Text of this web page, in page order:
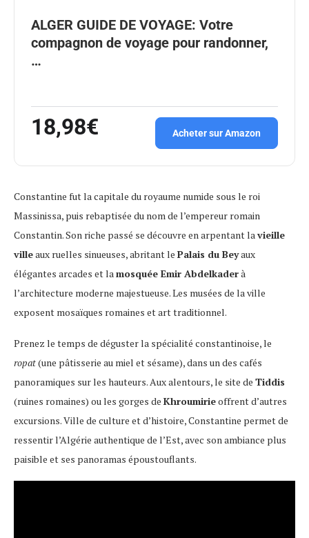
ALGER GUIDE DE VOYAGE: Votre
compagnon de voyage pour randonner,
…
18,98€ Acheter sur Amazon
Constantine fut la capitale du royaume numide sous le roi
Massinissa, puis rebaptisée du nom de l’empereur romain
Constantin. Son riche passé se découvre en arpentant la vieille
villeaux ruelles sinueuses, abritant le Palais du Beyaux
élégantes arcades et la mosquée Emir Abdelkaderà
l’architecture moderne majestueuse. Les musées de la ville
exposent mosaïques romaines et art traditionnel.
Prenez le temps de déguster la spécialité constantinoise, le
ropat(une pâtisserie au miel et sésame), dans un des cafés
panoramiques sur les hauteurs. Aux alentours, le site de Tiddis
(ruines romaines) ou les gorges de Khroumirieoffrent d’autres
excursions. Ville de culture et d’histoire, Constantine permet de
ressentir l’Algérie authentique de l’Est, avec son ambiance plus
paisible et ses panoramas époustouflants.